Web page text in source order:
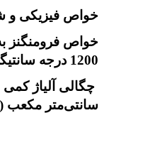
خواص فیزیکی و
خواص فرومنگنز
1200 درجه سانتیگراد (2190 درجه فارنهایت) و 1300 درجه سانتیگراد (2370 درجه فارنهایت) است.
سانتی‌متر مکعب (0.26 پوند بر متر مکعب) است.